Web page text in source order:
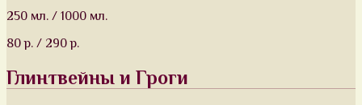
250 мл. / 1000 мл.
80 р. / 290 р.
Глинтвейны и Гроги